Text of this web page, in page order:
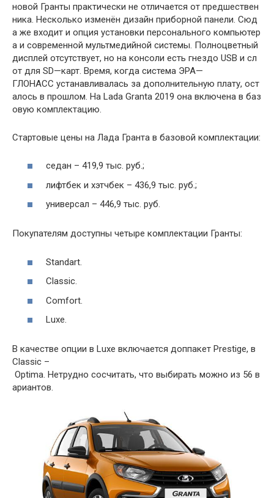
новой Гранты практически не отличается от предшествен
ника. Несколько изменён дизайн приборной панели. Сюд
а же входит и опция установки персонального компьютер
а и современной мультмедийной системы. Полноцветный
дисплей отсутствует, но на консоли есть гнездо USB и сл
от для SD—карт. Время, когда система ЭРА—
ГЛОНАСС устанавливалась за дополнительную плату, ост
алось в прошлом. На Lada Granta 2019 она включена в баз
овую комплектацию.
Стартовые цены на Лада Гранта в базовой комплектации:
седан – 419,9 тыс. руб.;
лифтбек и хэтчбек – 436,9 тыс. руб.;
универсал – 446,9 тыс. руб.
Покупателям доступны четыре комплектации Гранты:
Standart.
Classic.
Comfort.
Luxe.
В качестве опции в Luxe включается доппакет Prestige, в
Classic –
Optima. Нетрудно сосчитать, что выбирать можно из 56 в
ариантов.